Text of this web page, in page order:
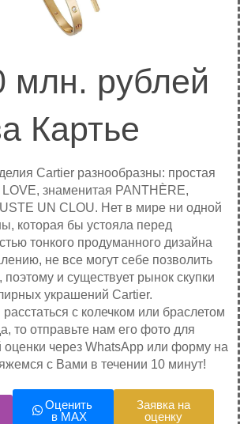
млн. рублей
Картье
Cartier разнообразны: простая
LOVE, знаменитая PANTHÈRE,
UN CLOU. Нет в мире ни одной
которая бы устояла перед
тонкого продуманного дизайна
не все могут себе позволить
и существует рынок скупки
украшений Cartier.
с колечком или браслетом
то отправьте нам его фото для
оценки через WhatsApp или форму на
с Вами в течении 10 минут!
Оценить
в MAX
Заявка на
оценку